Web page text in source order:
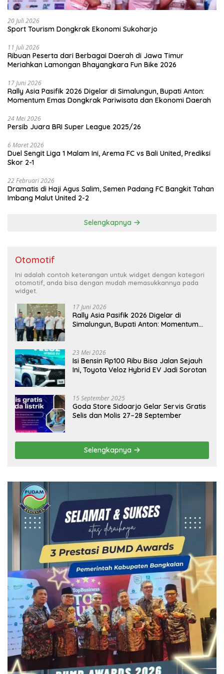
20 Juli 2026
Sport Tourism Dongkrak Ekonomi Sukoharjo
11 Juli 2026
Ribuan Peserta dari Berbagai Daerah di Jawa Timur
Meriahkan Lamongan Bhayangkara Fun Bike 2026
17 Juni 2026
Rally Asia Pasifik 2026 Digelar di Simalungun, Bupati Anton:
Momentum Emas Dongkrak Pariwisata dan Ekonomi Daerah
24 Mei 2026
Persib Juara BRI Super League 2025/26
6 Maret 2026
Duel Sengit Liga 1 Malam Ini, Arema FC vs Bali United, Prediksi
Skor 2-1
22 Februari 2026
Dramatis di Haji Agus Salim, Semen Padang FC Bangkit Tahan
Imbang Malut United 2-2
Selengkapnya
Otomotif
Ini adalah contoh keterangan untuk widget dengan kategori
otomotif, anda bisa dengan mudah memasukkannya pada
widget.
17 Juni 2026
Rally Asia Pasifik 2026 Digelar di
Simalungun, Bupati Anton: Momentum
23 Mei 2026
Isi Bensin Rp100 Ribu Bisa Jalan Sejauh
Ini, Toyota Veloz Hybrid EV Jadi Sorotan
15 September 2025
Goda Store Sidoarjo Gelar Servis Gratis
Selis dan Molis 27–28 September
Selengkapnya